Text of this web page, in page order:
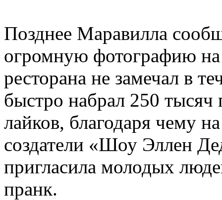
Позднее Маравилла
огромную фотографию на
ресторана не замечал в
быстро набрал 250
лайков, благодаря чему
создатели «Шоу Эллен
пригласила молодых
пранк.